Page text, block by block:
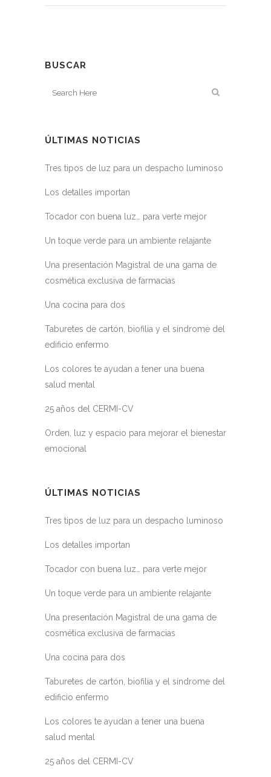
BUSCAR
ÚLTIMAS NOTICIAS
Tres tipos de luz para un despacho luminoso
Los detalles importan
Tocador con buena luz… para verte mejor
Un toque verde para un ambiente relajante
Una presentación Magistral de una gama de
cosmética exclusiva de farmacias
Una cocina para dos
Taburetes de cartón, biofilia y el síndrome del
edificio enfermo
Los colores te ayudan a tener una buena
salud mental
25 años del CERMI-CV
Orden, luz y espacio para mejorar el bienestar
emocional
ÚLTIMAS NOTICIAS
Tres tipos de luz para un despacho luminoso
Los detalles importan
Tocador con buena luz… para verte mejor
Un toque verde para un ambiente relajante
Una presentación Magistral de una gama de
cosmética exclusiva de farmacias
Una cocina para dos
Taburetes de cartón, biofilia y el síndrome del
edificio enfermo
Los colores te ayudan a tener una buena
salud mental
25 años del CERMI-CV